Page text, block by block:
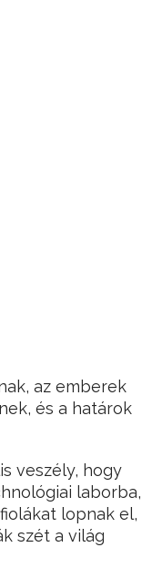
az emberek
és a határok
veszély, hogy
laborba,
lopnak el,
szét a világ